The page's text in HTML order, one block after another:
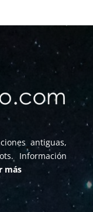
antiguas,
Información
más